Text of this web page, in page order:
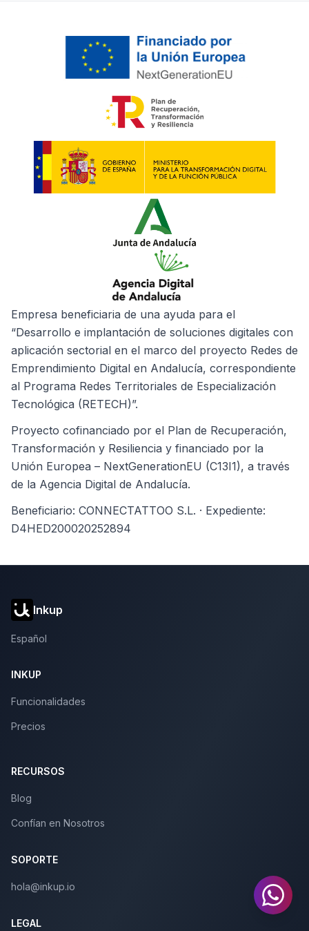
Empresa beneficiaria de una ayuda para el
“Desarrollo e implantación de soluciones digitales con
aplicación sectorial en el marco del proyecto Redes de
Emprendimiento Digital en Andalucía, correspondiente
al Programa Redes Territoriales de Especialización
Tecnológica (RETECH)”.
Proyecto cofinanciado por el Plan de Recuperación,
Transformación y Resiliencia y financiado por la
Unión Europea – NextGenerationEU (C13I1), a través
de la Agencia Digital de Andalucía.
Beneficiario: CONNECTATTOO S.L. · Expediente:
D4HED200020252894
Inkup
Español
INKUP
Funcionalidades
Precios
RECURSOS
Blog
Confían en Nosotros
SOPORTE
hola@inkup.io
LEGAL